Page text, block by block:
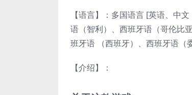
【语言】：多国语言 [英语、中
语（智利）、西班牙语（哥伦比
班牙语 （西班牙）、西班牙语（
【介绍】：